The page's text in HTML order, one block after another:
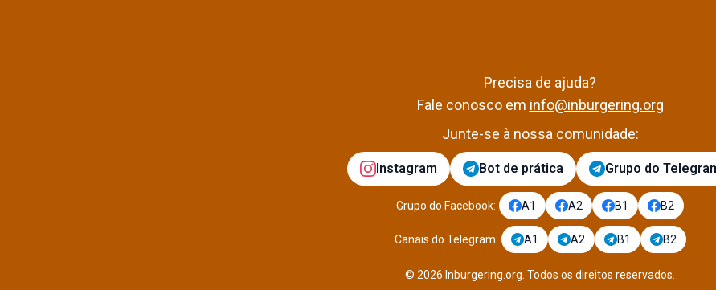
Precisa de ajuda?
Fale conosco em info@inburgering.org
Junte-se à nossa comunidade:
Instagram Bot de prática Grupo do
Grupo do Facebook: A1 A2 B1 B2
Canais do Telegram: A1 A2 B1 B2
© 2026 Inburgering.org Todos os direitos reservados.